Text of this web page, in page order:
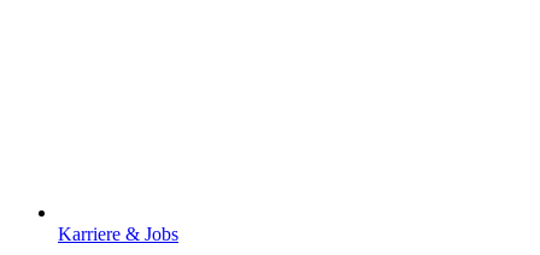
Karriere & Jobs